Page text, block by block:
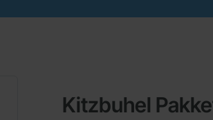
Kitzbuhel